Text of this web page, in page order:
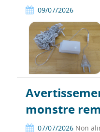
09/07/2026
monstre
07/07/2026 Non